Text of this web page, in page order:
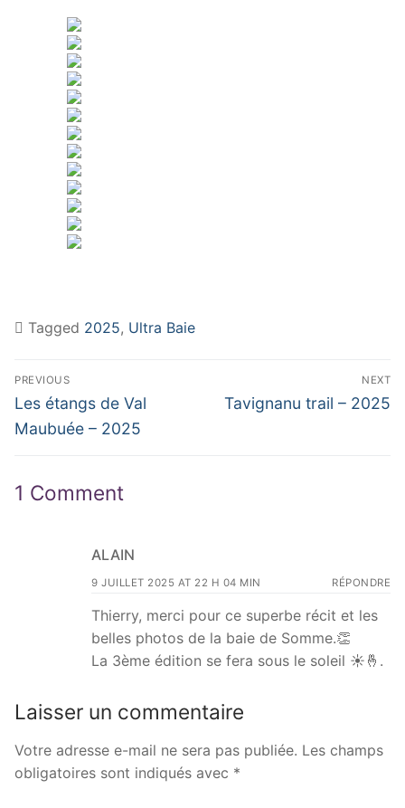
Tagged 2025, Ultra Baie
Navigation
de
l’article
PREVIOUS
Previous
post:
Les étangs de Val
Maubuée – 2025
NEXT
Next
Tavignanu trail – 2025
1 Comment
ALAIN
9 JUILLET 2025 AT 22 H 04 MIN RÉPONDRE
Thierry, merci pour ce superbe récit et les
belles photos de la baie de Somme.👏
La 3ème édition se fera sous le soleil ☀️🤞.
Laisser un commentaire
Votre adresse e-mail ne sera pas publiée. Les champs
obligatoires sont indiqués avec *